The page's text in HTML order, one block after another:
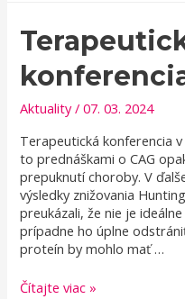
Weizmannov
inštitút
Aktuality/07. 03. 2024
Terapeutická konferencia
to prednáškami o CAG
prepuknutí choroby. V
výsledky znižovania
preukázali, že nie je
prípadne ho úplne
proteín by mohlo mať …
Terapeutická
Čítajte viac »